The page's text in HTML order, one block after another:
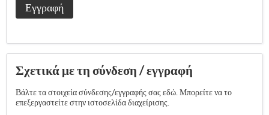
Εγγραφή
Σχετικά με τη σύνδεση / εγγραφή
Βάλτε τα στοιχεία σύνδεσης/εγγραφής σας εδώ. Μπορείτε να το
επεξεργαστείτε στην ιστοσελίδα διαχείρισης.